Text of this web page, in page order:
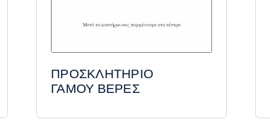
ΠΡΟΣΚΛΗΤΗΡΙΟ
ΓΑΜΟΥ ΒΕΡΕΣ